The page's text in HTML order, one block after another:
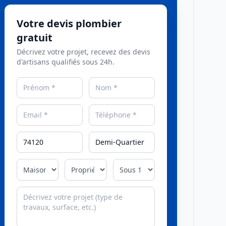
Votre devis plombier
gratuit
Décrivez votre projet, recevez des devis
d'artisans qualifiés sous 24h.